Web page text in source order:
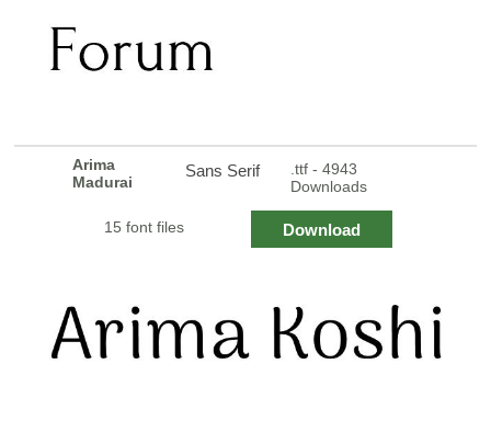
Arima
Madurai
Sans Serif
.ttf - 4943
Downloads
15 font files Download